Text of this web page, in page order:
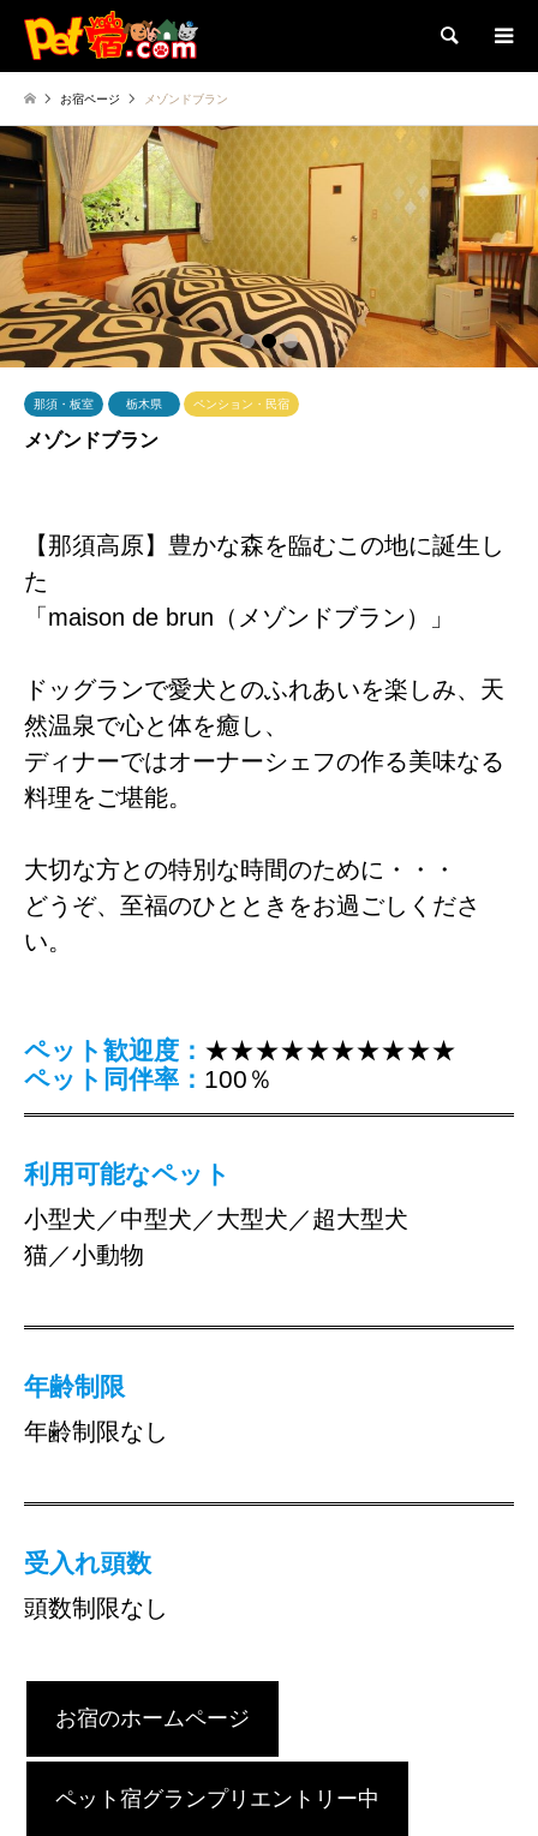
検索
お宿ページ メゾンドブラン
1 2 3
那須・板室 栃木県 ペンション・民宿
メゾンドブラン
【那須高原】豊かな森を臨むこの地に誕生し
た
「maison de brun（メゾンドブラン）」
ドッグランで愛犬とのふれあいを楽しみ、天
然温泉で心と体を癒し、
ディナーではオーナーシェフの作る美味なる
料理をご堪能。
大切な方との特別な時間のために・・・
どうぞ、至福のひとときをお過ごしくださ
い。
ペット歓迎度： ★★★★★★★★★★
ペット同伴率： 100％
利用可能なペット
小型犬／中型犬／大型犬／超大型犬
猫／小動物
年齢制限
年齢制限なし
受入れ頭数
頭数制限なし
お宿のホームページ
ペット宿グランプリエントリー中